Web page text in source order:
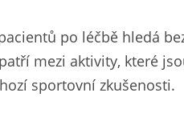
po léčbě hledá
mezi aktivity, které
sportovní zkušenosti.